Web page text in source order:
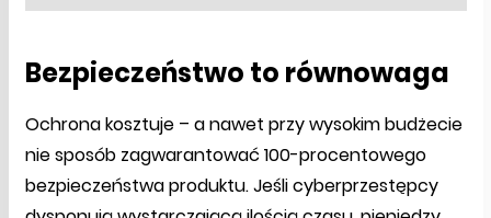
Bezpieczeństwo to równowaga
Ochrona kosztuje – a nawet przy wysokim budżecie
nie sposób zagwarantować 100-procentowego
bezpieczeństwa produktu. Jeśli cyberprzestępcy